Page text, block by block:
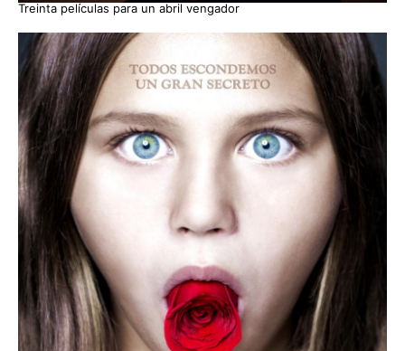
Treinta películas para un abril vengador